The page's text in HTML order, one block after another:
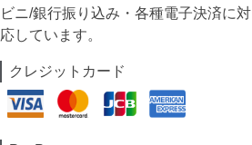
ビニ/銀行振り込み・各種電子決済に対
応しています。
クレジットカード